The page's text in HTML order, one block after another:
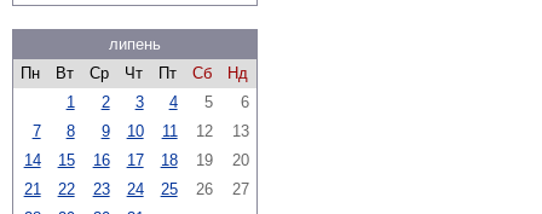
липень
Пн
Вт Ср Чт Пт Сб
Нд
1
2 3 4 5
6
7
8 9 10 11 12
13
14
15 16 17 18 19
20
21
22 23 24 25 26
27